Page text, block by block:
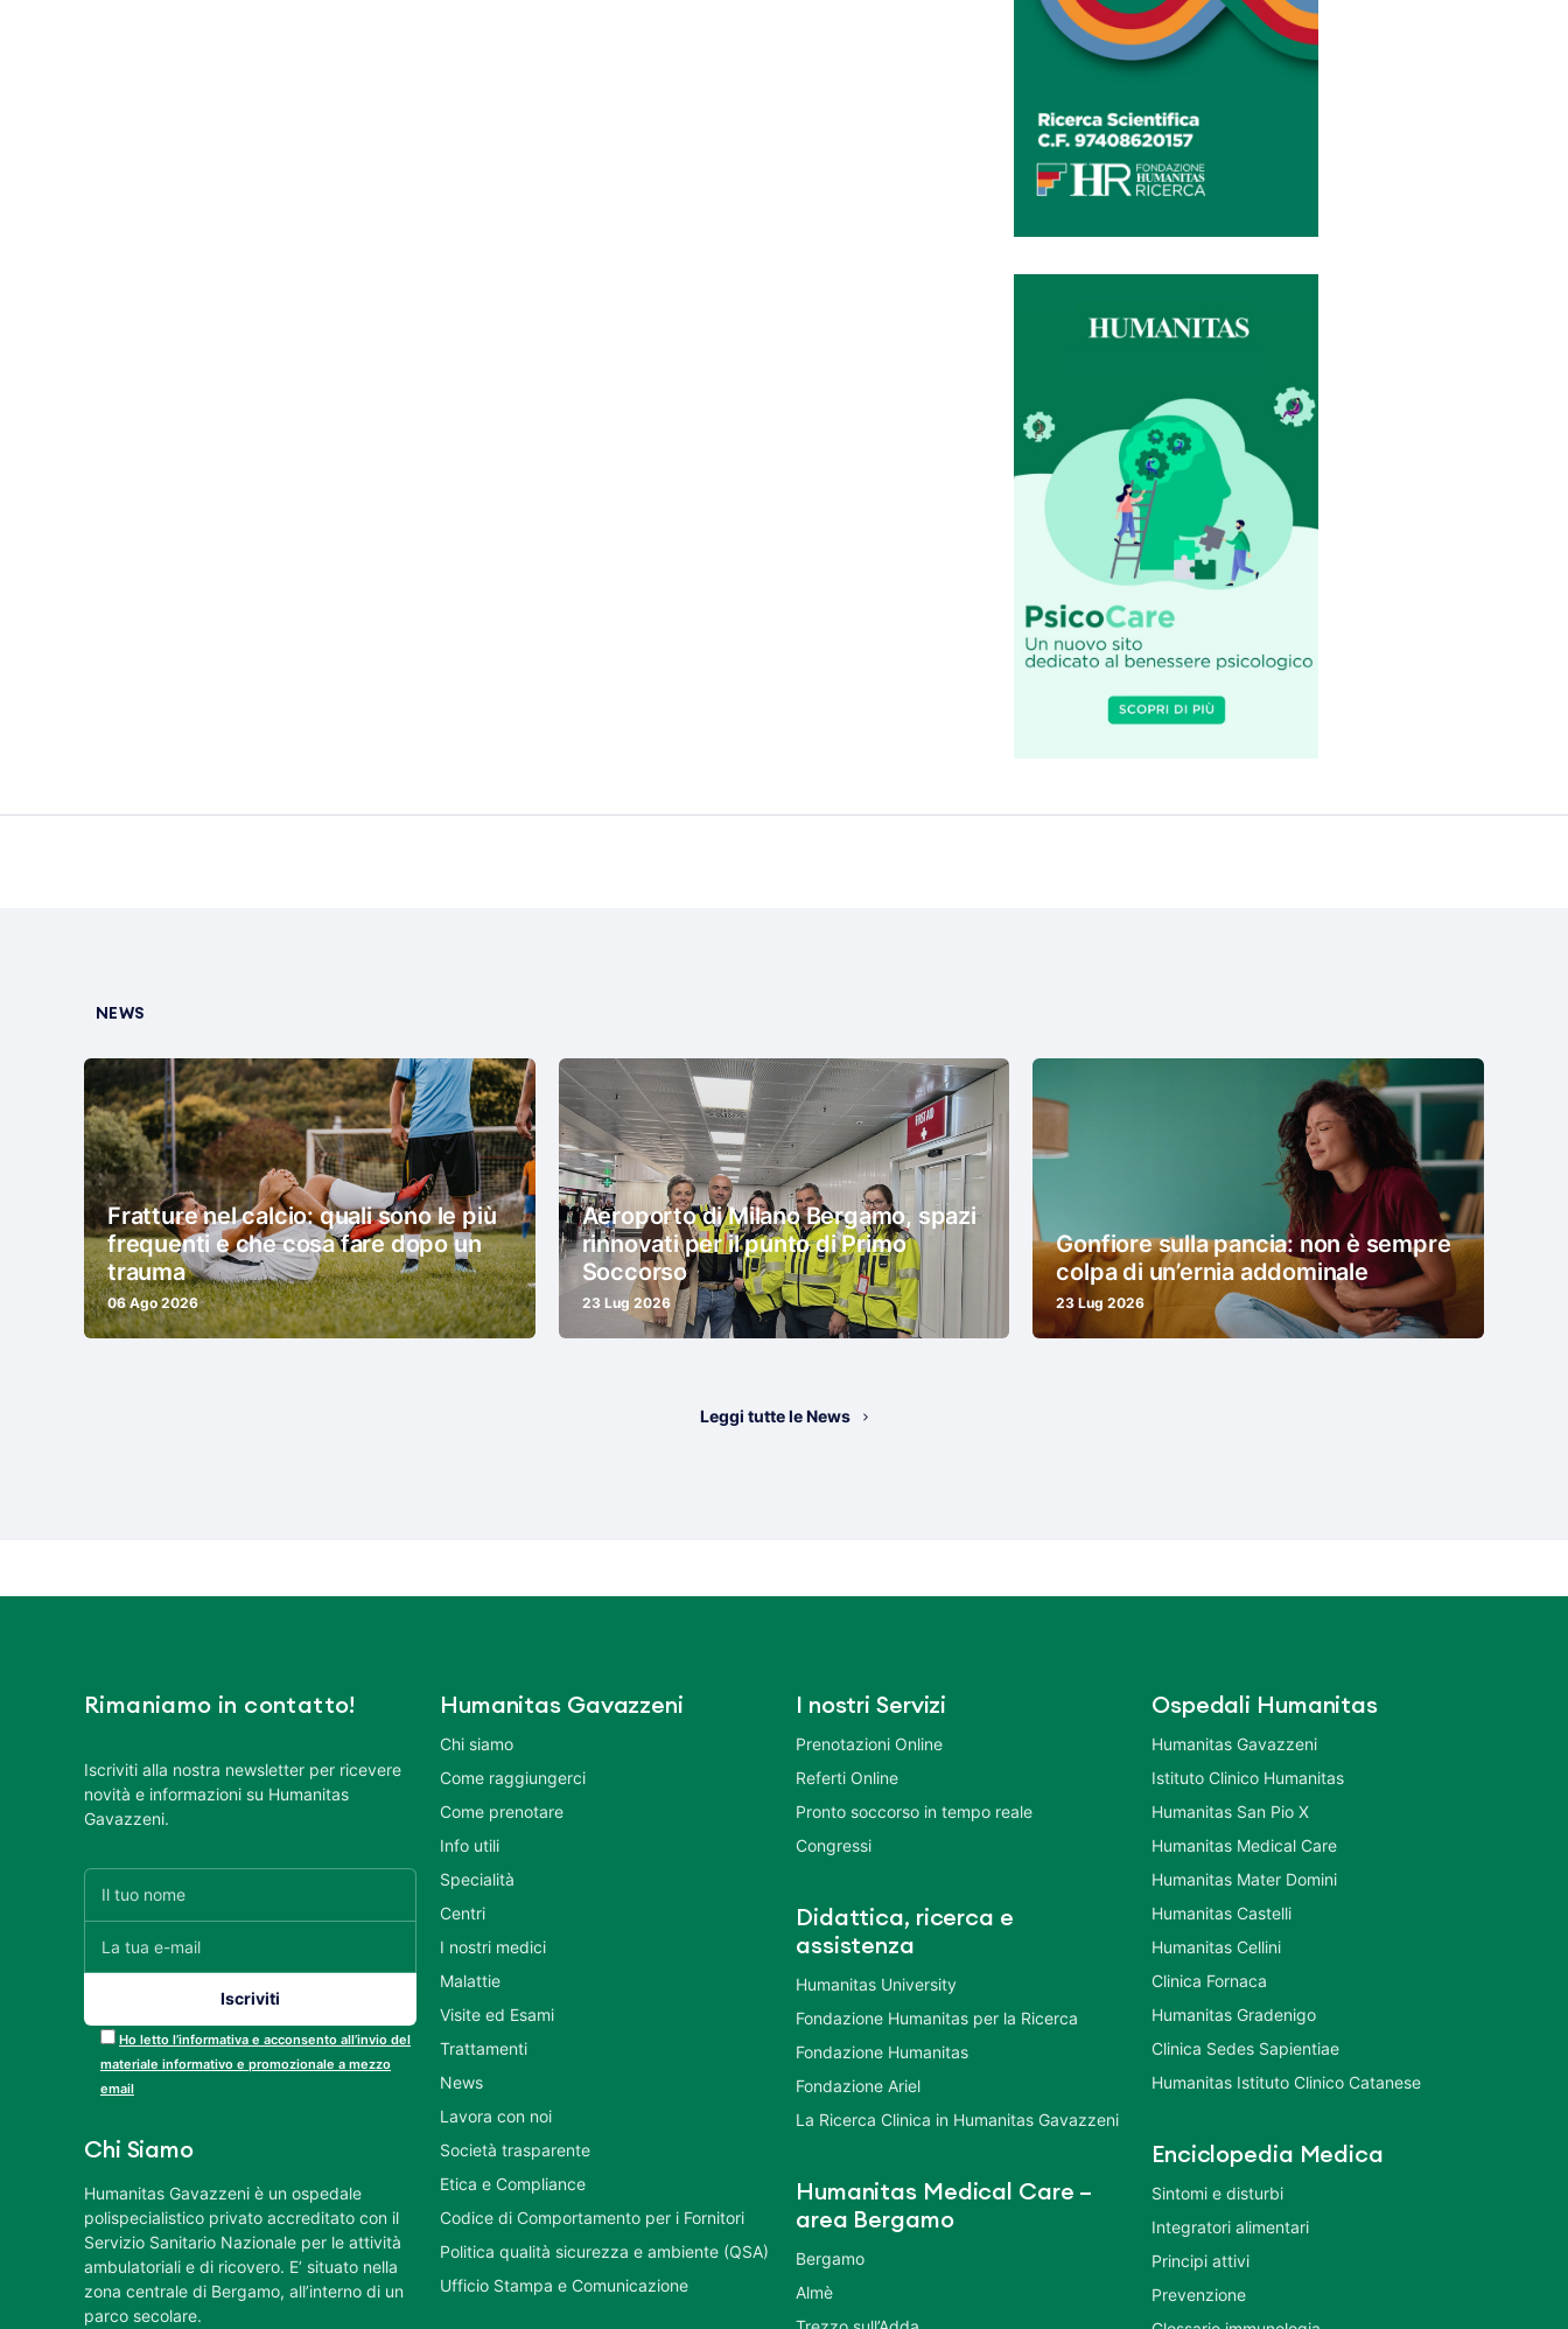
NEWS
Fratture nel calcio: quali sono le più
frequenti e che cosa fare dopo un
trauma
06 Ago 2026
Aeroporto di Milano Bergamo, spazi
rinnovati per il punto di Primo
Soccorso
23 Lug 2026
Gonfiore sulla pancia: non è sempre
colpa di un’ernia addominale
23 Lug 2026
Leggi tutte le News
Rimaniamo in contatto!
Iscriviti alla nostra newsletter per ricevere
novità e informazioni su Humanitas
Gavazzeni.
Ho letto l’informativa e acconsento all’invio del
materiale informativo e promozionale a mezzo
email
Chi Siamo
Humanitas Gavazzeni è un ospedale
polispecialistico privato accreditato con il
Servizio Sanitario Nazionale per le attività
ambulatoriali e di ricovero. E’ situato nella
zona centrale di Bergamo, all’interno di un
parco secolare.
Humanitas Gavazzeni
Chi siamo
Come raggiungerci
Come prenotare
Info utili
Specialità
Centri
I nostri medici
Malattie
Visite ed Esami
Trattamenti
News
Lavora con noi
Società trasparente
Etica e Compliance
Codice di Comportamento per i Fornitori
Politica qualità sicurezza e ambiente (QSA)
Ufficio Stampa e Comunicazione
I nostri Servizi
Prenotazioni Online
Referti Online
Pronto soccorso in tempo reale
Congressi
Didattica, ricerca e
assistenza
Humanitas University
Fondazione Humanitas per la Ricerca
Fondazione Humanitas
Fondazione Ariel
La Ricerca Clinica in Humanitas Gavazzeni
Humanitas Medical Care –
area Bergamo
Bergamo
Almè
Ospedali Humanitas
Humanitas Gavazzeni
Istituto Clinico Humanitas
Humanitas San Pio X
Humanitas Medical Care
Humanitas Mater Domini
Humanitas Castelli
Humanitas Cellini
Clinica Fornaca
Humanitas Gradenigo
Clinica Sedes Sapientiae
Humanitas Istituto Clinico Catanese
Enciclopedia Medica
Sintomi e disturbi
Integratori alimentari
Principi attivi
Prevenzione